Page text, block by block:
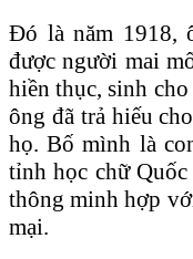
Đó là năm 1918,
được người mai
hiền thục, sinh
ông đã trả hiếu
họ. Bố mình là
tỉnh học chữ
thông minh hợp
mại.